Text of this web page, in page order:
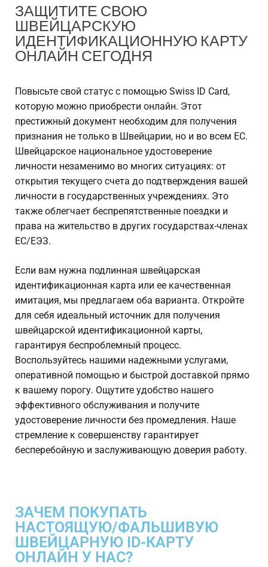
ЗАЩИТИТЕ СВОЮ
ШВЕЙЦАРСКУЮ
ИДЕНТИФИКАЦИОННУЮ КАРТУ
ОНЛАЙН СЕГОДНЯ
Повысьте свой статус с помощью Swiss ID Card,
которую можно приобрести онлайн. Этот
престижный документ необходим для получения
признания не только в Швейцарии, но и во всем ЕС.
Швейцарское национальное удостоверение
личности незаменимо во многих ситуациях: от
открытия текущего счета до подтверждения вашей
личности в государственных учреждениях. Это
также облегчает беспрепятственные поездки и
права на жительство в других государствах-членах
ЕС/ЕЭЗ.
Если вам нужна подлинная швейцарская
идентификационная карта или ее качественная
имитация, мы предлагаем оба варианта. Откройте
для себя идеальный источник для получения
швейцарской идентификационной карты,
гарантируя беспроблемный процесс.
Воспользуйтесь нашими надежными услугами,
оперативной помощью и быстрой доставкой прямо
к вашему порогу. Ощутите удобство нашего
эффективного обслуживания и получите
удостоверение личности без промедления. Наше
стремление к совершенству гарантирует
бесперебойную и заслуживающую доверия работу.
ЗАЧЕМ ПОКУПАТЬ
НАСТОЯЩУЮ/ФАЛЬШИВУЮ
ШВЕЙЦАРНУЮ ID-КАРТУ
ОНЛАЙН У НАС?